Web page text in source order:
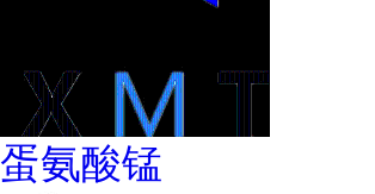
蛋氨酸锰